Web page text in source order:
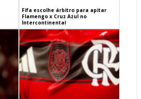
Fifa escolhe árbitro para apitar
Flamengo x Cruz Azul no
Intercontinental